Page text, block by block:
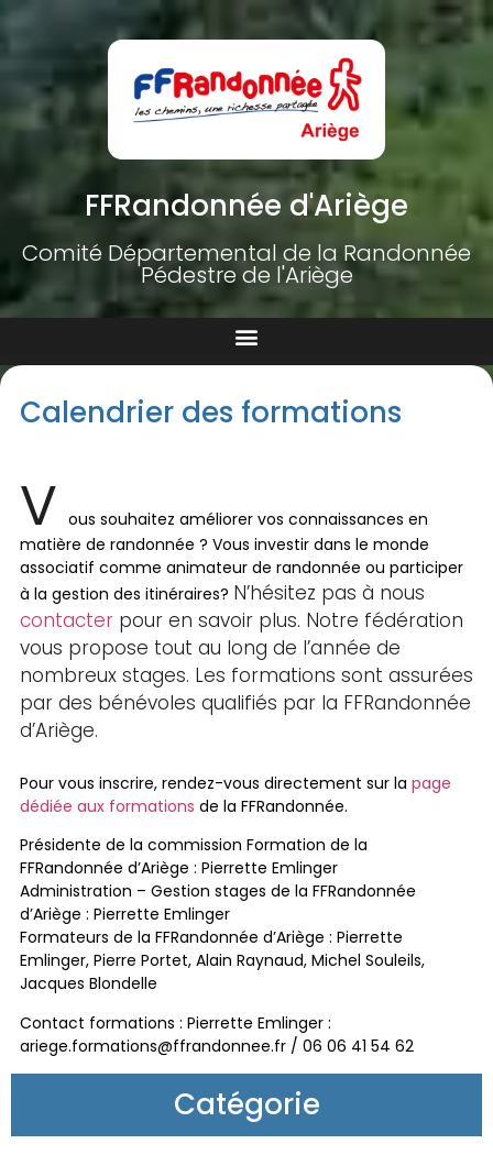
FFRandonnée d'Ariège
Comité Départemental de la Randonnée
Pédestre de l'Ariège
Calendrier des formations
V ous souhaitez améliorer vos connaissances en
matière de randonnée ? Vous investir dans le monde
associatif comme animateur de randonnée ou participer
à la gestion des itinéraires? N’hésitez pas à nous
contacter pour en savoir plus. Notre fédération
vous propose tout au long de l’année de
nombreux stages. Les formations sont assurées
par des bénévoles qualifiés par la FFRandonnée
d’Ariège.
Pour vous inscrire, rendez-vous directement sur la page
dédiée aux formations de la FFRandonnée.
Présidente de la commission Formation de la
FFRandonnée d’Ariège : Pierrette Emlinger
Administration – Gestion stages de la FFRandonnée
d’Ariège : Pierrette Emlinger
Formateurs de la FFRandonnée d’Ariège : Pierrette
Emlinger, Pierre Portet, Alain Raynaud, Michel Souleils,
Jacques Blondelle
Contact formations : Pierrette Emlinger :
ariege.formations@ffrandonnee.fr / 06 06 41 54 62
Catégorie